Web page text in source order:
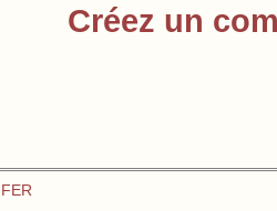
Créez un